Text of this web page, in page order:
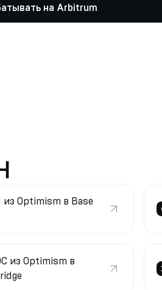
на Arbitrum
Optimism в Base
из Optimism в